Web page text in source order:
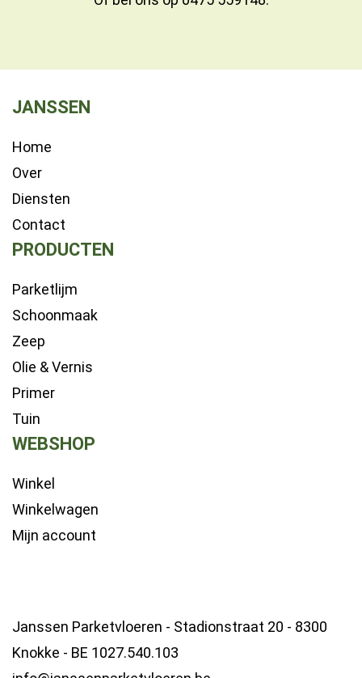
JANSSEN
Home
Over
Diensten
Contact
PRODUCTEN
Parketlijm
Schoonmaak
Zeep
Olie & Vernis
Primer
Tuin
WEBSHOP
Winkel
Winkelwagen
Mijn account
Janssen Parketvloeren - Stadionstraat 20 - 8300
Knokke - BE 1027.540.103